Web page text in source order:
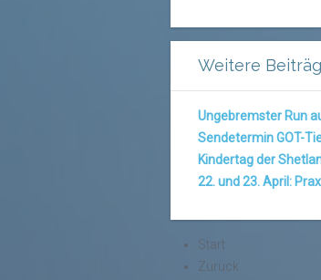
Weitere
Ungebremster Run
Sendetermin GOT-
Kindertag der
22. und 23. April:
Start
Zurück